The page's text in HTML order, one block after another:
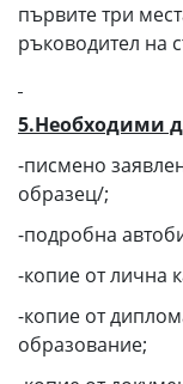
първите три
ръководител на
5.Необходими
-писмено
образец/;
-подробна
-копие от лична
-копие от
образование;